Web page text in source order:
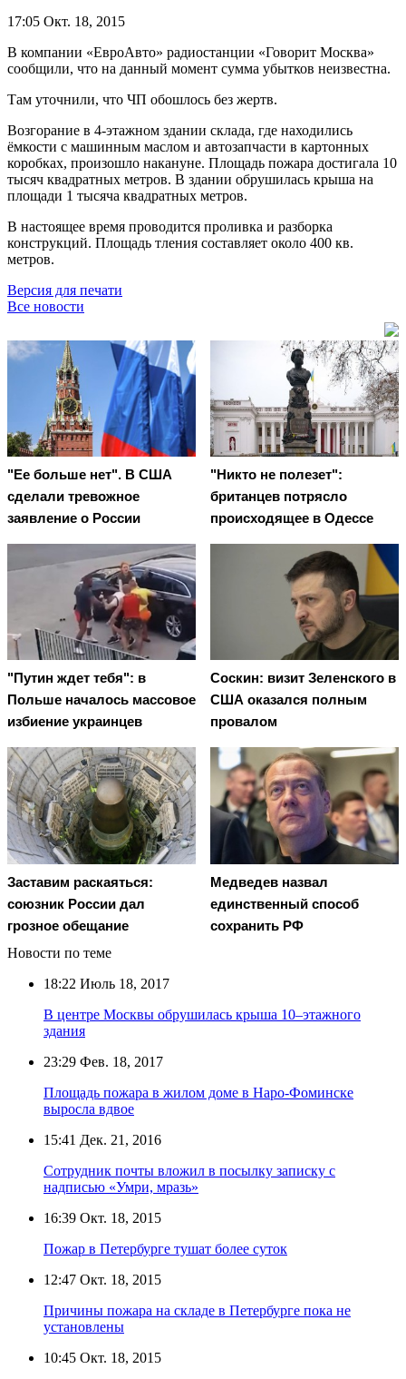
17:05 Окт. 18, 2015
В компании «ЕвроАвто» радиостанции «Говорит Москва»
сообщили, что на данный момент сумма убытков неизвестна.
Там уточнили, что ЧП обошлось без жертв.
Возгорание в 4-этажном здании склада, где находились
ёмкости с машинным маслом и автозапчасти в картонных
коробках, произошло накануне. Площадь пожара достигала 10
тысяч квадратных метров. В здании обрушилась крыша на
площади 1 тысяча квадратных метров.
В настоящее время проводится проливка и разборка
конструкций. Площадь тления составляет около 400 кв.
метров.
Версия для печати
Все новости
"Ее больше нет". В США
сделали тревожное
заявление о России
"Никто не полезет":
британцев потрясло
происходящее в Одессе
"Путин ждет тебя": в
Польше началось массовое
избиение украинцев
Соскин: визит Зеленского в
США оказался полным
провалом
Заставим раскаяться:
союзник России дал
грозное обещание
Медведев назвал
единственный способ
сохранить РФ
Новости по теме
18:22 Июль 18, 2017
В центре Москвы обрушилась крыша 10–этажного
здания
23:29 Фев. 18, 2017
Площадь пожара в жилом доме в Наро-Фоминске
выросла вдвое
15:41 Дек. 21, 2016
Сотрудник почты вложил в посылку записку с
надписью «Умри, мразь»
16:39 Окт. 18, 2015
Пожар в Петербурге тушат более суток
12:47 Окт. 18, 2015
Причины пожара на складе в Петербурге пока не
установлены
10:45 Окт. 18, 2015